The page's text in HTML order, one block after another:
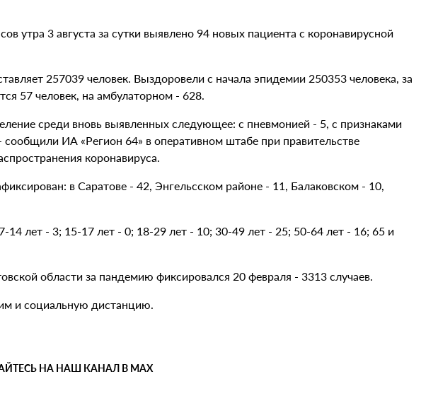
утра 3 августа за сутки выявлено 94 новых пациента с коронавирусной
257039 человек. Выздоровели с начала эпидемии 250353 человека, за
57 человек, на амбулаторном - 628.
среди вновь выявленных следующее: с пневмонией - 5, с признаками
ИА «Регион 64» в оперативном штабе при правительстве
коронавируса.
в Саратове - 42, Энгельсском районе - 11, Балаковском - 10,
14 лет - 3; 15-17 лет - 0; 18-29 лет - 10; 30-49 лет - 25; 50-64 лет - 16; 65 и
области за пандемию фиксировался 20 февраля - 3313 случаев.
и социальную дистанцию.
НА НАШ КАНАЛ В MAX